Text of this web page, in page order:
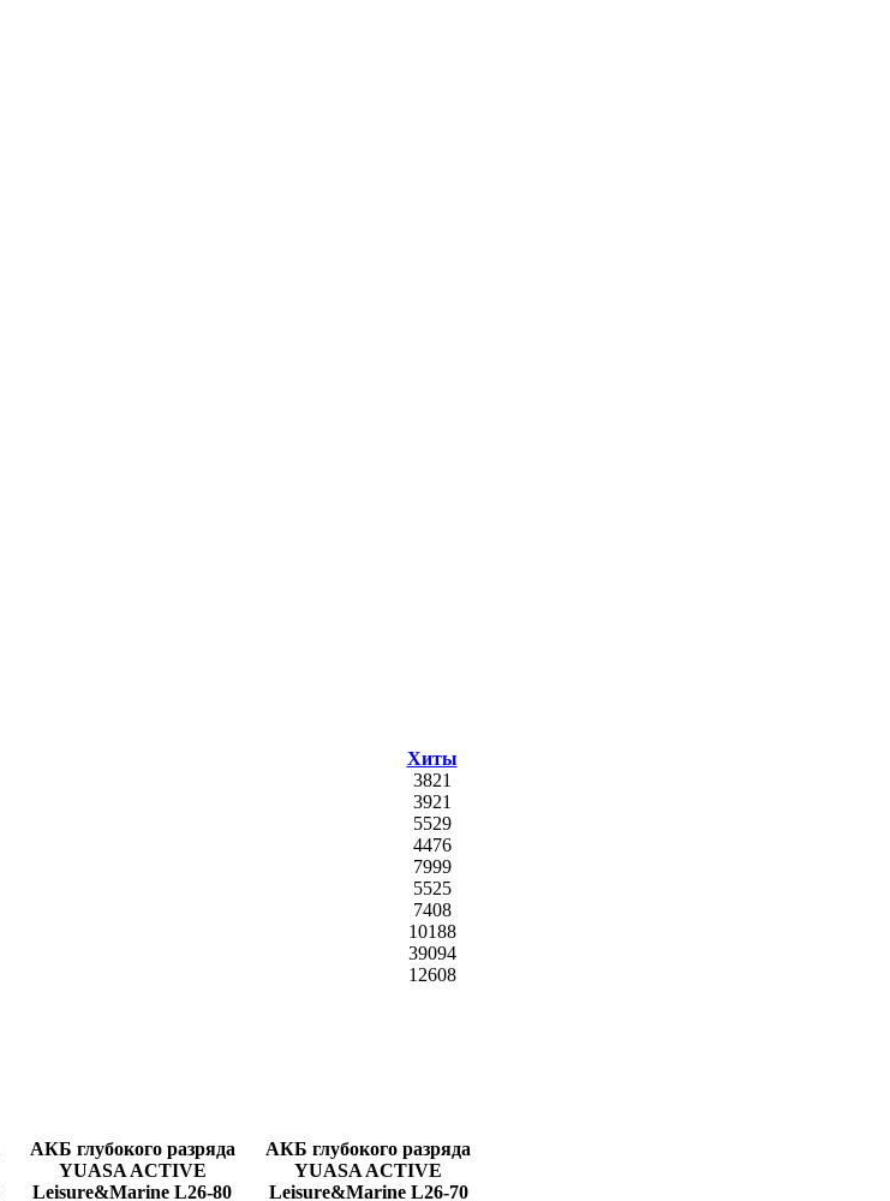
Хиты
3821
3921
5529
4476
7999
5525
7408
10188
39094
12608
АКБ глубокого разряда
YUASA ACTIVE
Leisure&Marine L26-80
АКБ глубокого разряда
YUASA ACTIVE
Leisure&Marine L26-70